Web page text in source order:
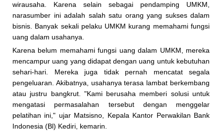
wirausaha. Karena selain sebagai pendamping UMKM,
narasumber ini adalah salah satu orang yang sukses dalam
bisnis. Banyak sekali pelaku UM­KM kurang memahami fungsi
uang dalam usahanya.
Karena belum memahami fungsi uang dalam UMKM, mereka
mencampur uang yang didapat dengan uang untuk kebutuhan
sehari-hari. Mereka juga tidak pernah mencatat segala
pengeluaran. Akibatnya, usahanya terasa lambat berkembang
atau justru bangkrut. "Kami berusaha memberi solusi untuk
mengatasi permasalahan tersebut dengan menggelar
pelatihan ini," ujar Matsisno, Kepala Kantor Perwakilan Bank
Indonesia (Bl) Kediri, kemarin.